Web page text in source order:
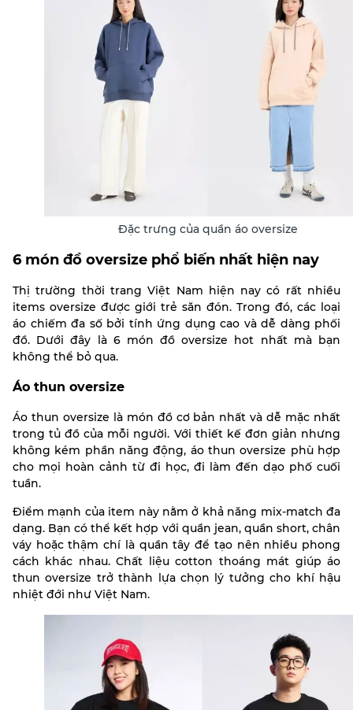
Đặc trưng của quần áo oversize
6 món đồ oversize phổ biến nhất hiện nay
Thị trường thời trang Việt Nam hiện nay có rất nhiều
items oversize được giới trẻ săn đón. Trong đó, các loại
áo chiếm đa số bởi tính ứng dụng cao và dễ dàng phối
đồ. Dưới đây là 6 món đồ oversize hot nhất mà bạn
không thể bỏ qua.
Áo thun oversize
Áo thun oversize là món đồ cơ bản nhất và dễ mặc nhất
trong tủ đồ của mỗi người. Với thiết kế đơn giản nhưng
không kém phần năng động, áo thun oversize phù hợp
cho mọi hoàn cảnh từ đi học, đi làm đến dạo phố cuối
tuần.
Điểm mạnh của item này nằm ở khả năng mix-match đa
dạng. Bạn có thể kết hợp với quần jean, quần short, chân
váy hoặc thậm chí là quần tây để tạo nên nhiều phong
cách khác nhau. Chất liệu cotton thoáng mát giúp áo
thun oversize trở thành lựa chọn lý tưởng cho khí hậu
nhiệt đới như Việt Nam.